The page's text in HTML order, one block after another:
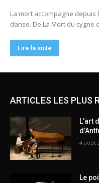
ARTICLES LES PLUS
L’art
4 août
Le